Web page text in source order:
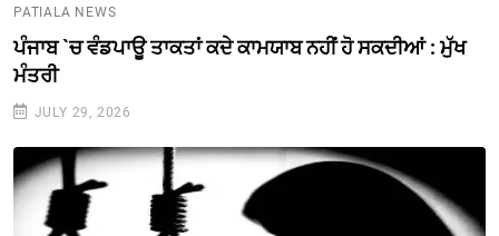
PATIALA NEWS
ਪੰਜਾਬ `ਚ ਵੰਡਪਾਊ ਤਾਕਤਾਂ ਕਦੇ ਕਾਮਯਾਬ ਨਹੀਂ ਹੋ ਸਕਦੀਆਂ : ਮੁੱਖ
ਮੰਤਰੀ
JULY 29, 2026